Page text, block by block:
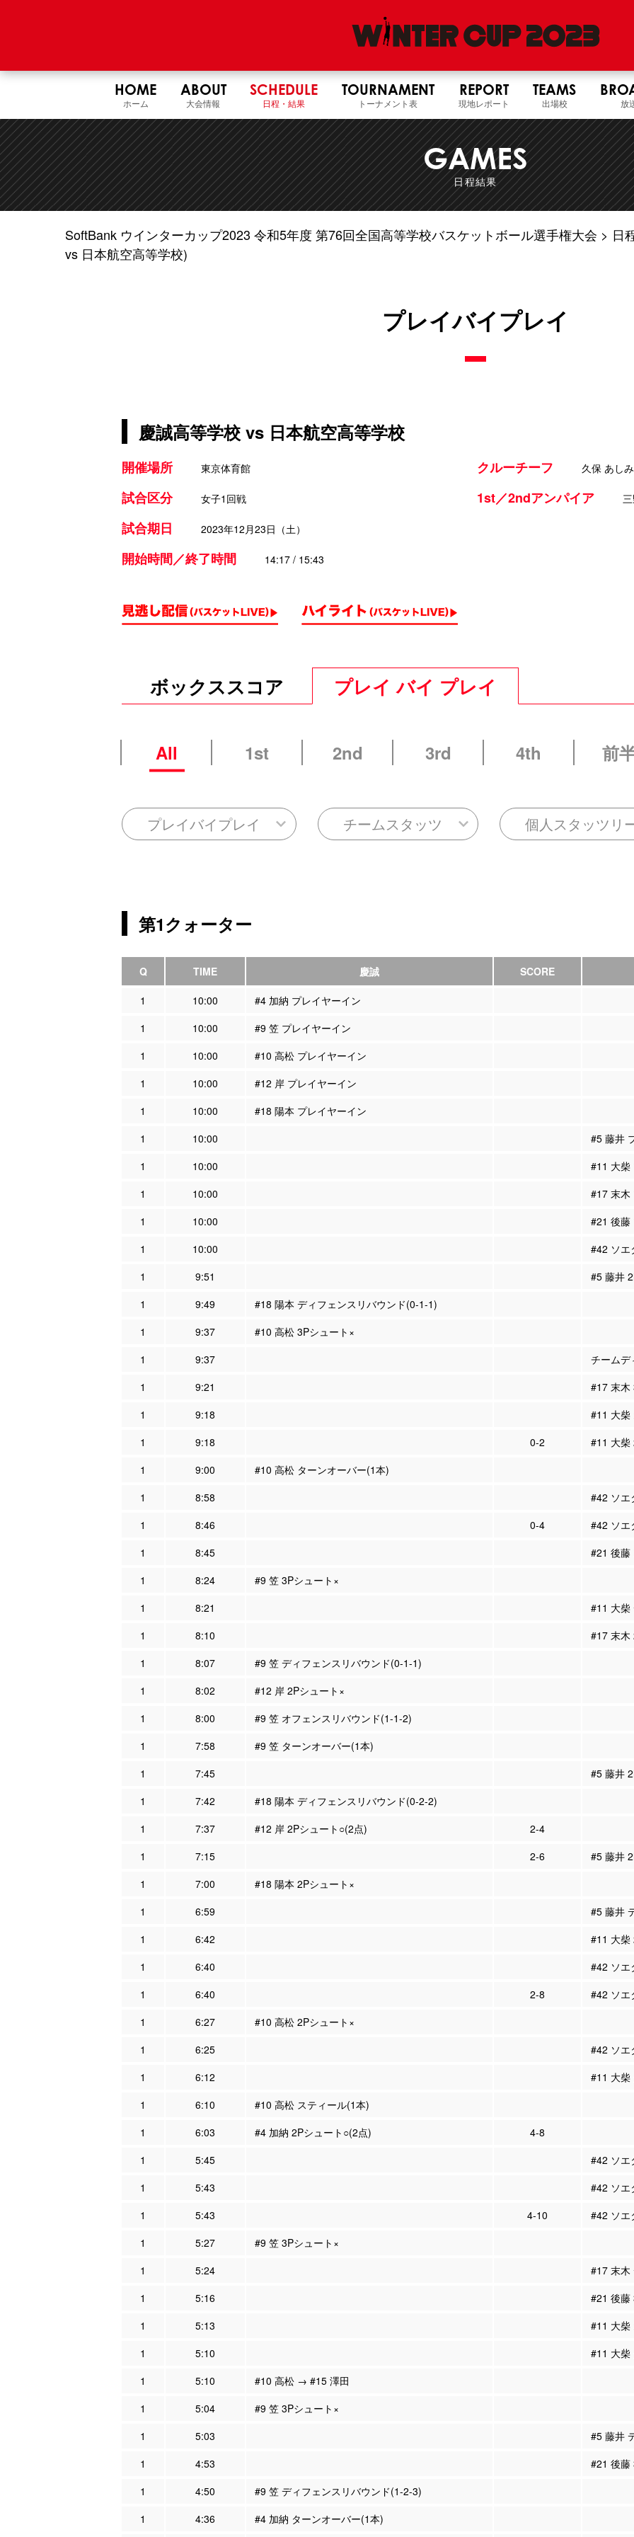
HOME
ホーム
ABOUT
大会情報
SCHEDULE
日程・結果
TOURNAMENT
トーナメント表
REPORT
現地レポート
TEAMS
出場校 放
GAMES
日程結果
SoftBank ウインターカップ2023 令和5年度 第76回全国高等学校バスケットボール選手権大会 日
vs 日本航空高等学校)
プレイバイプレイ
慶誠高等学校 vs 日本航空高等学校
開催場所 東京体育館
試合区分 女子1回戦
試合期日 2023年12月23日（土）
開始時間／終了時間 14:17 / 15:43
クルーチーフ 久保 あしみ
1st／2ndアンパイア
ボックススコア プレイ バイ プレイ
All 1st 2nd 3rd 4th 前
プレイバイプレイ チームスタッツ 個人スタッツリ
第1クォーター
Q TIME 慶誠 SCORE
1 10:00
#4 加納 プレイヤーイン
1
10:00
#9 笠 プレイヤーイン
1
10:00
#10 高松 プレイヤーイン
1
10:00
#12 岸 プレイヤーイン
1
10:00
#18 陽本 プレイヤーイン
1
10:00
#5 藤井
1
10:00
#11 大柴
1
10:00
#17 末木
1
10:00
#21 後藤
1
10:00
#42 ソエ
1
9:51
#5 藤井
1
9:49
#18 陽本 ディフェンスリバウンド(0-1-1)
1
9:37
#10 高松 3Pシュート×
1
9:37
チームデ
1
9:21
#17 末木
1
9:18
#11 大柴
1
9:18 0-2
#11 大柴
1
9:00
#10 高松 ターンオーバー(1本)
1
8:58
#42 ソエ
1
8:46 0-4
#42 ソエ
1
8:45
#21 後藤
1
8:24
#9 笠 3Pシュート×
1
8:21
#11 大柴
1
8:10
#17 末木
1
8:07
#9 笠 ディフェンスリバウンド(0-1-1)
1
8:02
#12 岸 2Pシュート×
1
8:00
#9 笠 オフェンスリバウンド(1-1-2)
1
7:58
#9 笠 ターンオーバー(1本)
1
7:45
#5 藤井
1
7:42
#18 陽本 ディフェンスリバウンド(0-2-2)
1
7:37 #12 岸 2Pシュート○(2点)
2-4
1
7:15 2-6
#5 藤井
1
7:00
#18 陽本 2Pシュート×
1
6:59
#5 藤井
1
6:42
#11 大柴
1
6:40
#42 ソエ
1
6:40 2-8
#42 ソエ
1
6:27
#10 高松 2Pシュート×
1
6:25
#42 ソエ
1
6:12
#11 大柴
1
6:10
#10 高松 スティール(1本)
1
6:03 #4 加納 2Pシュート○(2点)
4-8
1
5:45
#42 ソエ
1
5:43
#42 ソエ
1
5:43 4-10
#42 ソエ
1
5:27
#9 笠 3Pシュート×
1
5:24
#17 末木
1
5:16
#21 後藤
1
5:13
#11 大柴
1
5:10
#11 大柴
1
5:10
#10 高松 → #15 澤田
1
5:04
#9 笠 3Pシュート×
1
5:03
#5 藤井
1
4:53
#21 後藤
1
4:50
#9 笠 ディフェンスリバウンド(1-2-3)
1
4:36 #4 加納 ターンオーバー(1本)